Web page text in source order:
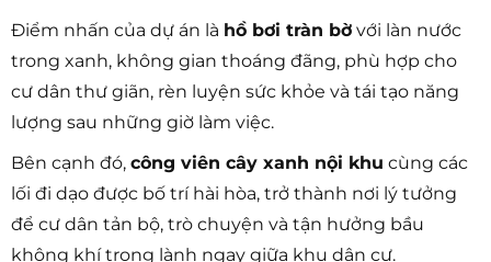
Điểm nhấn của dự án là hồ bơi tràn bờ với làn nước
trong xanh, không gian thoáng đãng, phù hợp cho
cư dân thư giãn, rèn luyện sức khỏe và tái tạo năng
lượng sau những giờ làm việc.
Bên cạnh đó, công viên cây xanh nội khu cùng các
lối đi dạo được bố trí hài hòa, trở thành nơi lý tưởng
để cư dân tản bộ, trò chuyện và tận hưởng bầu
không khí trong lành ngay giữa khu dân cư.